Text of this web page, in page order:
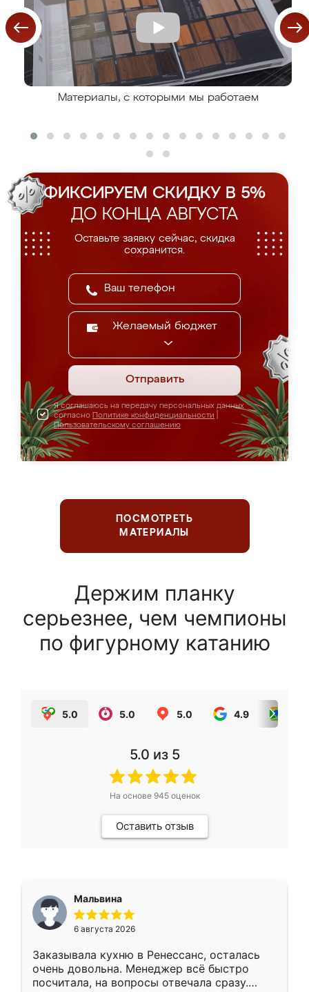
Материалы, с которыми мы работаем
ФИКСИРУЕМ СКИДКУ В 5%
ДО КОНЦА АВГУСТА
Оставьте заявку сейчас, скидка
сохранится.
Желаемый бюджет
Отправить
Я соглашаюсь на передачу персональных данных
согласно Политике конфиденциальности
Пользовательскому соглашению
ПОСМОТРЕТЬ
МАТЕРИАЛЫ
Держим планку
серьезнее, чем чемпионы
по фигурному катанию
5.0 5.0 5.0 4.9
5.0 из 5
На основе 945оценок
Оставить отзыв
Мальвина
6 августа 2026
Заказывала кухню в Ренессанс, осталась
очень довольна. Менеджер всё быстро
посчитала, на вопросы отвечала сразу.